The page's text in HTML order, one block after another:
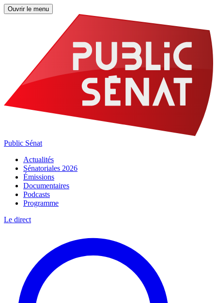
Ouvrir le menu
Public Sénat
Actualités
Sénatoriales 2026
Émissions
Documentaires
Podcasts
Programme
Le direct